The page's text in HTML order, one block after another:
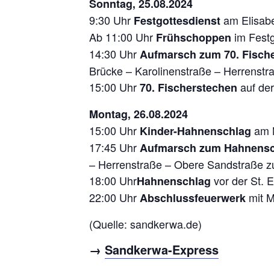
Sonntag, 25.08.2024
9:30 Uhr Festgottesdienstam
Ab 11:00 Uhr Frühschoppen im
14:30 UhrAufmarsch zum 70.
Brücke – Karolinenstraße –
15:00 Uhr70. Fischerstechen auf
Montag, 26.08.2024
15:00 Uhr Kinder-Hahnenschlag am
17:45 UhrAufmarsch zum
– Herrenstraße – Obere Sandstraße
18:00 UhrHahnenschlag vor der St.
22:00 UhrAbschlussfeuerwerk mit
(Quelle: sandkerwa.de)
→ Sandkerwa-Express